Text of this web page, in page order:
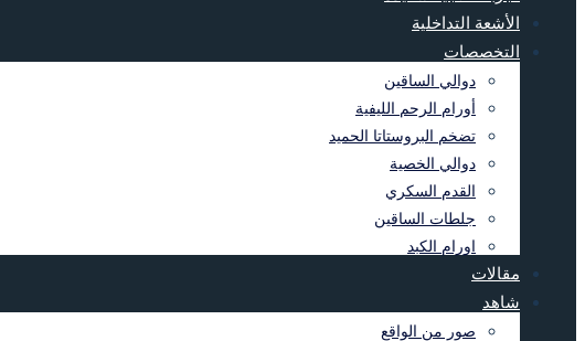
الأشعة التداخلية
التخصصات
دوالي الساقين
أورام الرحم الليفية
تضخم البروستاتا الحميد
دوالي الخصية
القدم السكري
جلطات الساقين
اورام الكبد
مقالات
شاهد
صور من الواقع